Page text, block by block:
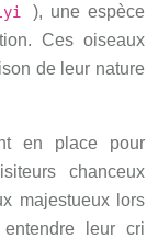
), une espèce
Ces oiseaux
de leur nature
en place pour
chanceux
majestueux lors
leur cri